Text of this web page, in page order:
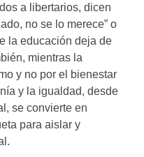
a libertarios, dicen
no se lo merece” o
la educación deja de
mientras la
y no por el bienestar
y la igualdad, desde
se convierte en
para aislar y